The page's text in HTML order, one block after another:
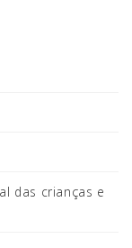
das crianças e